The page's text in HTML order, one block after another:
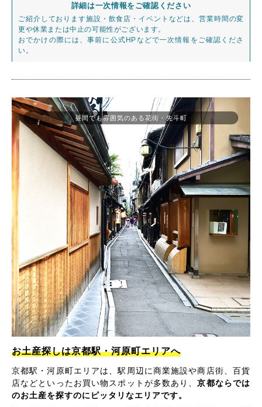
詳細は一次情報をご確認ください
ご紹介しております施設・飲食店・イベントなどは、営業時間の変
更や休業または中止の可能性がございます。
おでかけの際には、事前に公式HPなどで一次情報をご確認くださ
い。
昼間でも雰囲気のある花街・先斗町
お土産探しは京都駅・河原町エリアへ
京都駅・河原町エリアは、駅周辺に商業施設や商店街、百貨
店などといったお買い物スポットが多数あり、京都ならでは
のお土産を探すのにピッタリなエリアです。